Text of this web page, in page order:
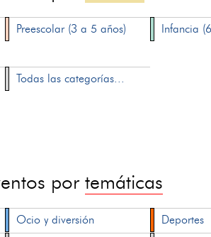
Preescolar (3 a 5 años) Infancia
Todas las categorías...
portemáticas
Ocio y diversión Deportes